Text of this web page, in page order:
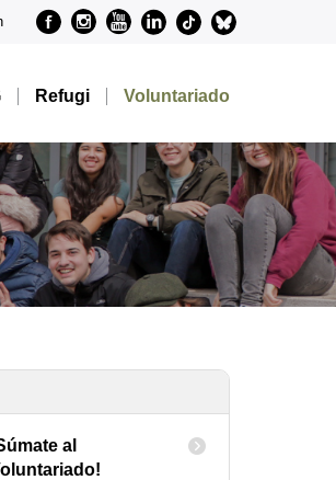
Facebook
Instagram
Youtube
Linkedin
metode-
metode-
Refugi Voluntariado
al